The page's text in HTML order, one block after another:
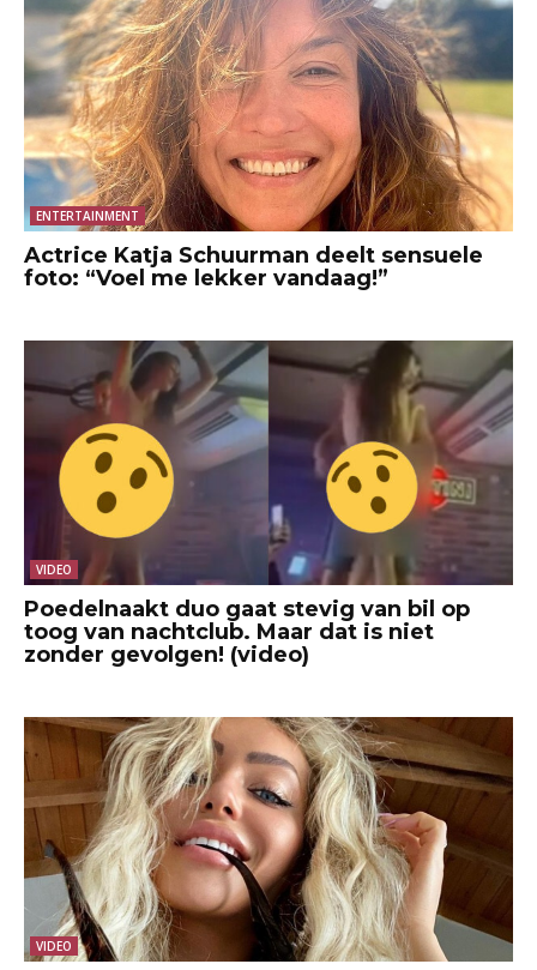
ENTERTAINMENT
Actrice Katja Schuurman deelt sensuele
foto: “Voel me lekker vandaag!”
VIDEO
Poedelnaakt duo gaat stevig van bil op
toog van nachtclub. Maar dat is niet
zonder gevolgen! (video)
VIDEO